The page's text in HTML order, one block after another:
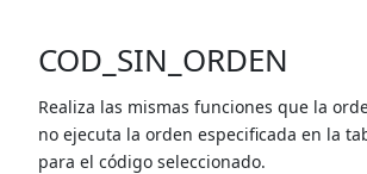
COD_SIN_ORDEN
Realiza las mismas funciones que la
no ejecuta la orden especificada en la
para el código seleccionado.